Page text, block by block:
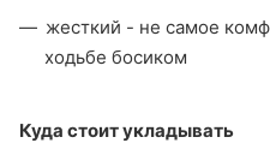
жесткий - не самое
ходьбе босиком
Куда стоит укладывать